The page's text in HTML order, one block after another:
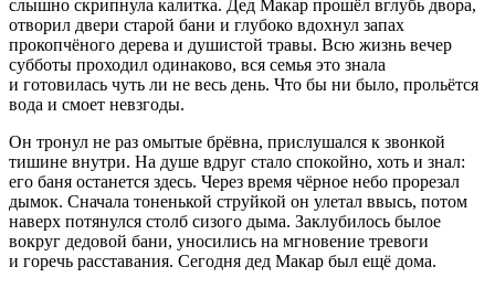
слышно скрипнула калитка. Дед Макар прошёл вглубь двора,
отворил двери старой бани и глубоко вдохнул запах
прокопчёного дерева и душистой травы. Всю жизнь вечер
субботы проходил одинаково, вся семья это знала
и готовилась чуть ли не весь день. Что бы ни было, прольëтся
вода и смоет невзгоды.
Он тронул не раз омытые брёвна, прислушался к звонкой
тишине внутри. На душе вдруг стало спокойно, хоть и знал:
его баня останется здесь. Через время чëрное небо прорезал
дымок. Сначала тоненькой струйкой он улетал ввысь, потом
наверх потянулся столб сизого дыма. Заклубилось былое
вокруг дедовой бани, уносились на мгновение тревоги
и горечь расставания. Сегодня дед Макар был ещё дома.